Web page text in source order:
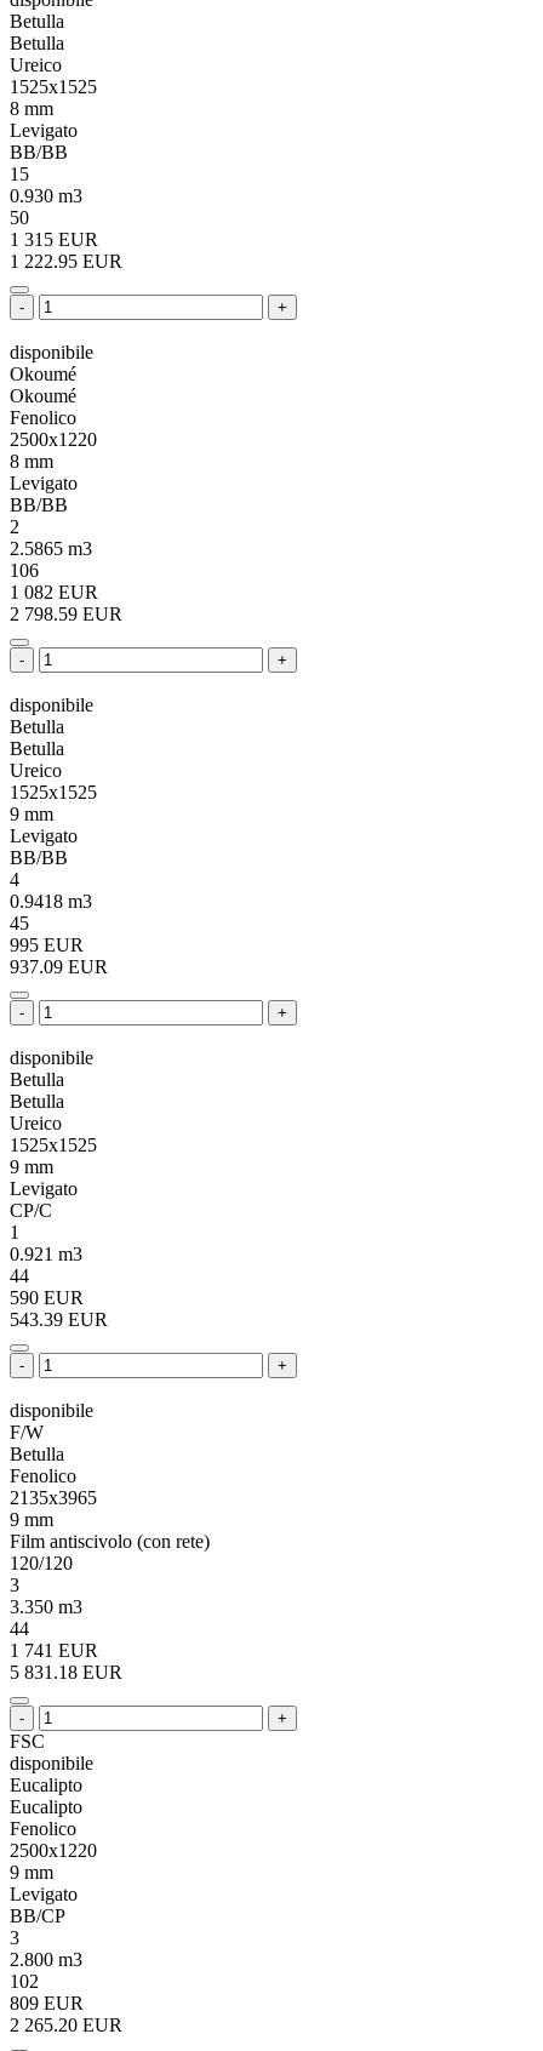
Betulla
Betulla
Ureico
1525x1525
8 mm
Levigato
BB/BB
15
0.930 m3
50
1 315 EUR
1 222.95 EUR
- +
disponibile
Okoumé
Okoumé
Fenolico
2500x1220
8 mm
Levigato
BB/BB
2
2.5865 m3
106
1 082 EUR
2 798.59 EUR
- +
disponibile
Betulla
Betulla
Ureico
1525x1525
9 mm
Levigato
BB/BB
4
0.9418 m3
45
995 EUR
937.09 EUR
- +
disponibile
Betulla
Betulla
Ureico
1525x1525
9 mm
Levigato
CP/C
1
0.921 m3
44
590 EUR
543.39 EUR
- +
disponibile
F/W
Betulla
Fenolico
2135x3965
9 mm
Film antiscivolo (con rete)
120/120
3
3.350 m3
44
1 741 EUR
5 831.18 EUR
- +
FSC
disponibile
Eucalipto
Eucalipto
Fenolico
2500x1220
9 mm
Levigato
BB/CP
3
2.800 m3
102
809 EUR
2 265.20 EUR